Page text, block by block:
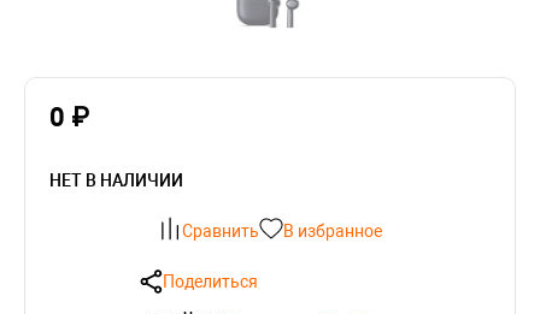
0 ₽
НЕТ В НАЛИЧИИ
Сравнить В избранное
Поделиться